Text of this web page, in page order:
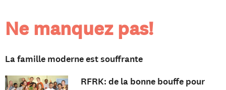
Ne manquez pas!
La famille moderne est souffrante
RFRK: de la bonne bouffe pour